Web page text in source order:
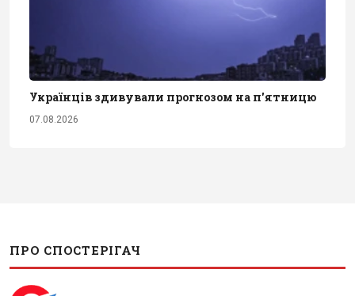
Українців здивували прогнозом на п'ятницю
07.08.2026
ПРО СПОСТЕРІГАЧ